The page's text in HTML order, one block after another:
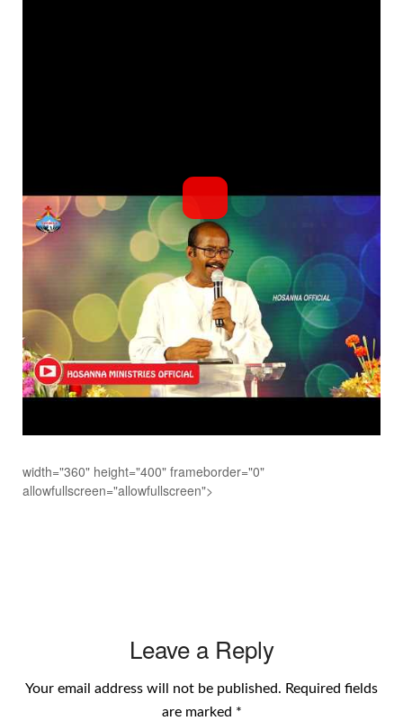
width="360" height="400" frameborder="0"
allowfullscreen="allowfullscreen">
Leave a Reply
Your email address will not be published. Required fields
are marked *